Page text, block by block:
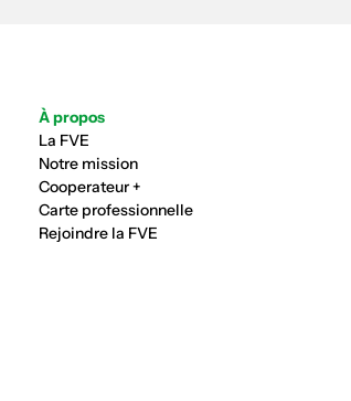
À propos
La FVE
Notre mission
Cooperateur +
Carte professionnelle
Rejoindre la FVE